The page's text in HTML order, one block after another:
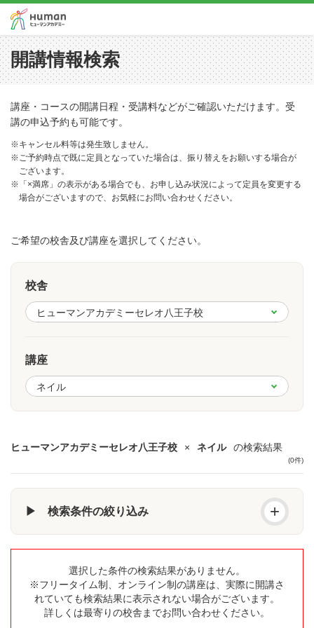
開講情報検索
講座・コースの開講日程・受講料などがご確認いただけます。受
講の申込予約も可能です。
※キャンセル料等は発生致しません。
※ご予約時点で既に定員となっていた場合は、振り替えをお願いする場合が
ございます。
※「×満席」の表示がある場合でも、お申し込み状況によって定員を変更する
場合がございますので、お気軽にお問い合わせください。
ご希望の校舎及び講座を選択してください。
校舎
講座
ヒューマンアカデミーセレオ八王子校 × ネイル の検索結果
(0件)
▶ 検索条件の絞り込み +
選択した条件の検索結果がありません。
※フリータイム制、オンライン制の講座は、実際に開講さ
れていても検索結果に表示されない場合がございます。
詳しくは最寄りの校舎までお問い合わせください。